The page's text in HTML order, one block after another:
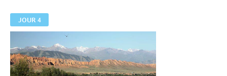
Ensuite, randonnée dans les montagnes d'environ 6 km aller-
retour, où vous aurez une vue panoramique sur la vallée. Retour
au village, puis promenade à travers le village. Temps libre avant le
Dîner au restaurant de la maison d'hôtes. Soirée autour du feu
avec manatchi. Nuit à la maison d’hôtes.
JOUR 4